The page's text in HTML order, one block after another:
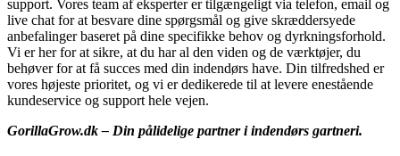
support. Vores team af eksperter er tilgængeligt via telefon, email og
live chat for at besvare dine spørgsmål og give skræddersyede
anbefalinger baseret på dine specifikke behov og dyrkningsforhold.
Vi er her for at sikre, at du har al den viden og de værktøjer, du
behøver for at få succes med din indendørs have. Din tilfredshed er
vores højeste prioritet, og vi er dedikerede til at levere enestående
kundeservice og support hele vejen.
GorillaGrow.dk – Din pålidelige partner i indendørs gartneri.